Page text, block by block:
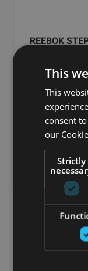
REEBOK
0.90€
Простые
результатов.
тренировать
внимание
высоты
This
This
consent
our
Strictly